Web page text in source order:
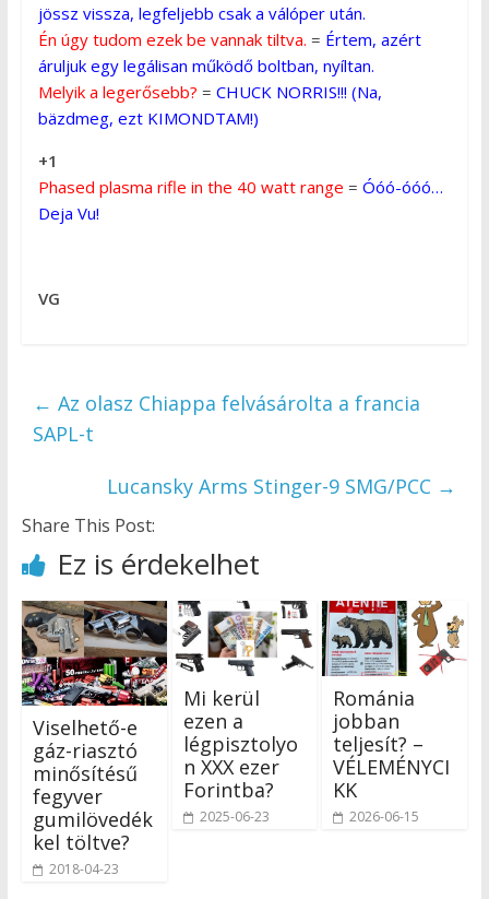
jössz vissza, legfeljebb csak a válóper után.
Én úgy tudom ezek be vannak tiltva. = Értem, azért
áruljuk egy legálisan működő boltban, nyíltan.
Melyik a legerősebb? = CHUCK NORRIS!!! (Na,
bäzdmeg, ezt KIMONDTAM!)
+1
Phased plasma rifle in the 40 watt range = Óóó-óóó…
Deja Vu!
VG
← Az olasz Chiappa felvásárolta a francia
SAPL-t
Lucansky Arms Stinger-9 SMG/PCC →
Share This Post:
Ez is érdekelhet
Viselhető-e
gáz-riasztó
minősítésű
fegyver
gumilövedék
kel töltve?
2018-04-23
Mi kerül
ezen a
légpisztolyo
n XXX ezer
Forintba?
2025-06-23
Románia
jobban
teljesít? –
VÉLEMÉNYCI
KK
2026-06-15